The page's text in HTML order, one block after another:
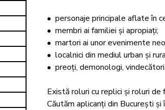
•⁠  ⁠personaje principale aflate în
•⁠  ⁠membri ai familiei și apropiați;
•⁠  ⁠martori ai unor evenimente
•⁠  ⁠localnici din mediul urban și
•⁠  ⁠preoți, demonologi,
Există roluri cu replici și roluri de
Căutăm aplicanți din București